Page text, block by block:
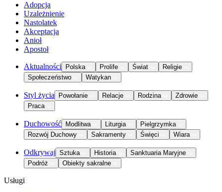
Adopcja
Uzależnienie
Nastolatek
Akceptacja
Anioł
Apostoł
Aktualności Polska Prolife Świat
Religie
Społeczeństwo
Watykan
Styl życia Powołanie Relacje Rodzina
Zdrowie
Praca
Duchowość Modlitwa Liturgia
Pielgrzymka
Rozwój Duchowy
Sakramenty Święci Wiara
Odkrywaj Sztuka Historia
Sanktuaria Maryjne
Podróż
Obiekty sakralne
Usługi